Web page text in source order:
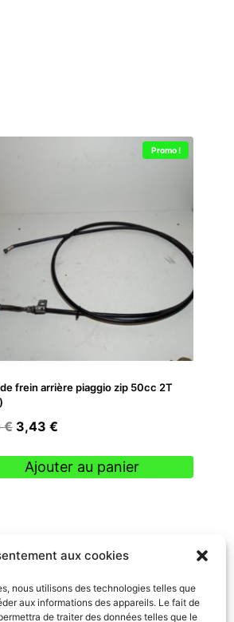
aux cookies
nous utilisons des technologies telles que
aux informations des appareils. Le fait de
de traiter des données telles que le
Promo !
frein arrière piaggio zip 50cc 2T
€ Le
initial
3,43 €Le
actuel
Ajouter au panier